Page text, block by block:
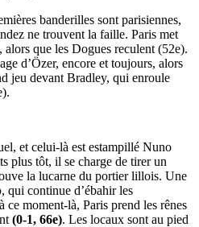
banderilles sont parisiennes,
ne trouvent la faille. Paris met
que les Dogues reculent (52e).
d’Özer, encore et toujours, alors
jeu devant Bradley, qui enroule
et celui-là est estampillé Nuno
plus tôt, il se charge de tirer un
la lucarne du portier lillois. Une
qui continue d’ébahir les
ce moment-là, Paris prend les rênes
(0-1, 66e). Les locaux sont au pied